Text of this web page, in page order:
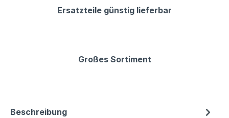
Ersatzteile günstig lieferbar
Großes Sortiment
Beschreibung